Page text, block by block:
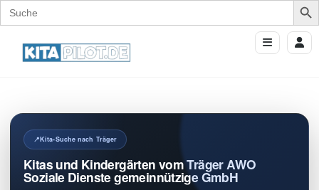
Search
for:
Kita-Suche nach Träger
Kitas und Kindergärten vom Träger AWO
Soziale Dienste gemeinnützige GmbH